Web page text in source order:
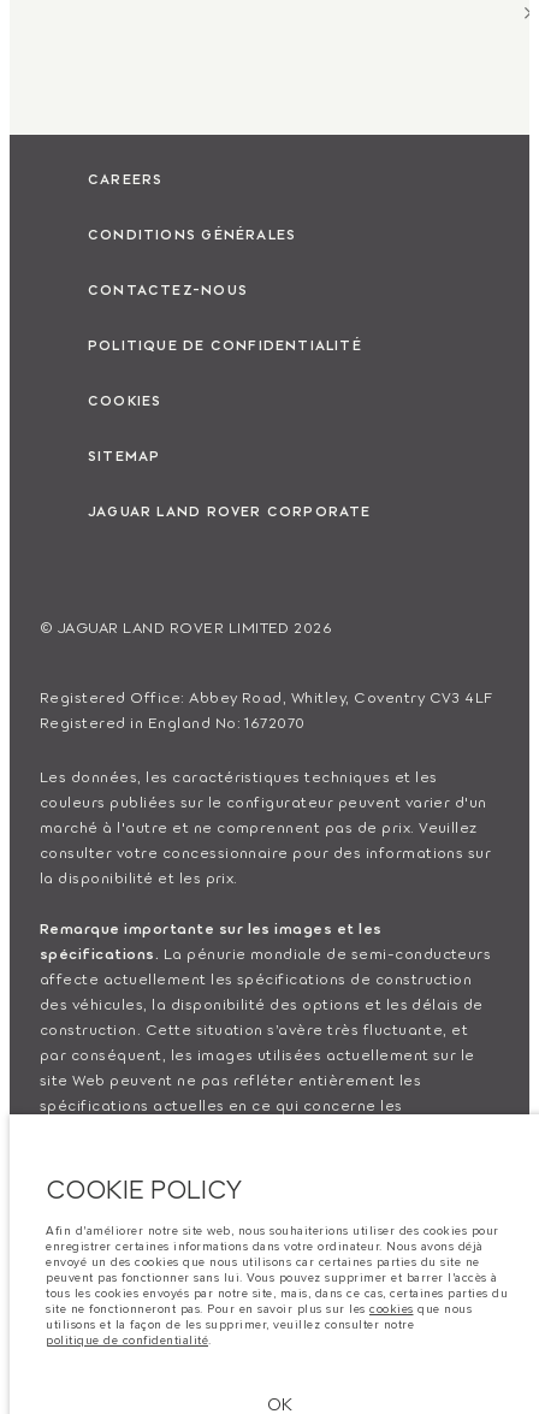
CAREERS
CONDITIONS GÉNÉRALES
CONTACTEZ-NOUS
POLITIQUE DE CONFIDENTIALITÉ
COOKIES
SITEMAP
JAGUAR LAND ROVER CORPORATE
© JAGUAR LAND ROVER LIMITED 2026
Registered Office: Abbey Road, Whitley, Coventry CV3 4LF
Registered in England No: 1672070
Les données, les caractéristiques techniques et les
couleurs publiées sur le configurateur peuvent varier d'un
marché à l'autre et ne comprennent pas de prix. Veuillez
consulter votre concessionnaire pour des informations sur
la disponibilité et les prix.
Remarque importante sur les images et les
spécifications. La pénurie mondiale de semi-conducteurs
affecte actuellement les spécifications de construction
des véhicules, la disponibilité des options et les délais de
construction. Cette situation s’avère très fluctuante, et
par conséquent, les images utilisées actuellement sur le
site Web peuvent ne pas refléter entièrement les
spécifications actuelles en ce qui concerne les
concessionnaire pour avoir confirmation des restrictions
actuelles et faire un choix éclairé
Les chiffres fournis proviennent de tests offi ciels
effectués par le fabricant conformément å la législation
européenne en vigueur. La consommation réelle de
carburant d'un véhicule peut différer de celle obtenue
COOKIE POLICY
Afin d'améliorer notre site web, nous souhaiterions utiliser des cookies pour
enregistrer certaines informations dans votre ordinateur. Nous avons déjà
envoyé un des cookies que nous utilisons car certaines parties du site ne
peuvent pas fonctionner sans lui. Vous pouvez supprimer et barrer l'accès à
tous les cookies envoyés par notre site, mais, dans ce cas, certaines parties du
site ne fonctionneront pas. Pour en savoir plus sur les cookies que nous
utilisons et la façon de les supprimer, veuillez consulter notre
politique de confidentialité.
OK